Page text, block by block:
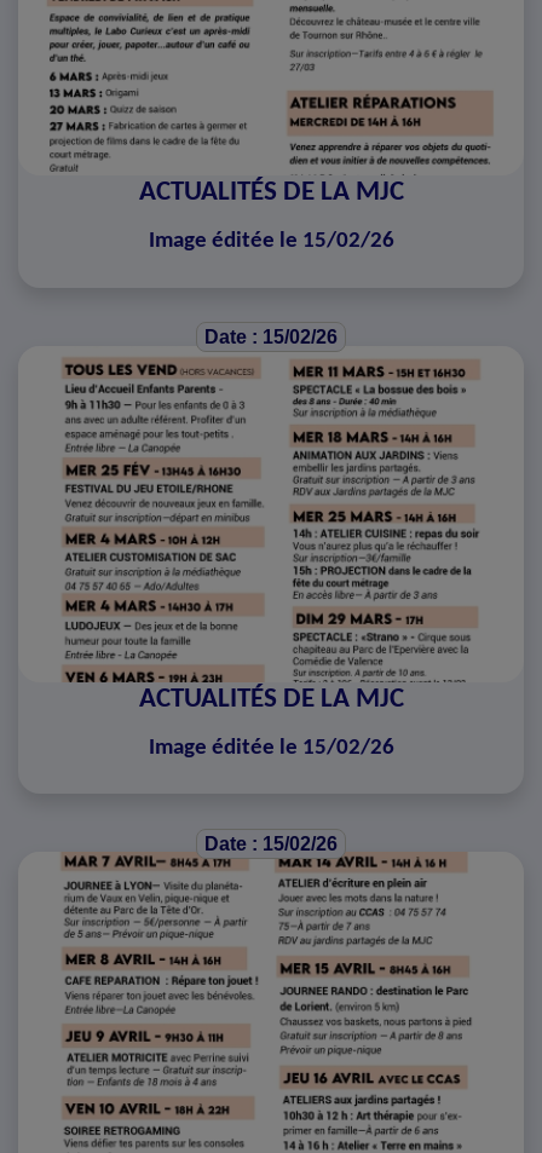
ACTUALITÉS DE LA MJC
Image éditée le 15/02/26
Date : 15/02/26
ACTUALITÉS DE LA MJC
Image éditée le 15/02/26
Date : 15/02/26